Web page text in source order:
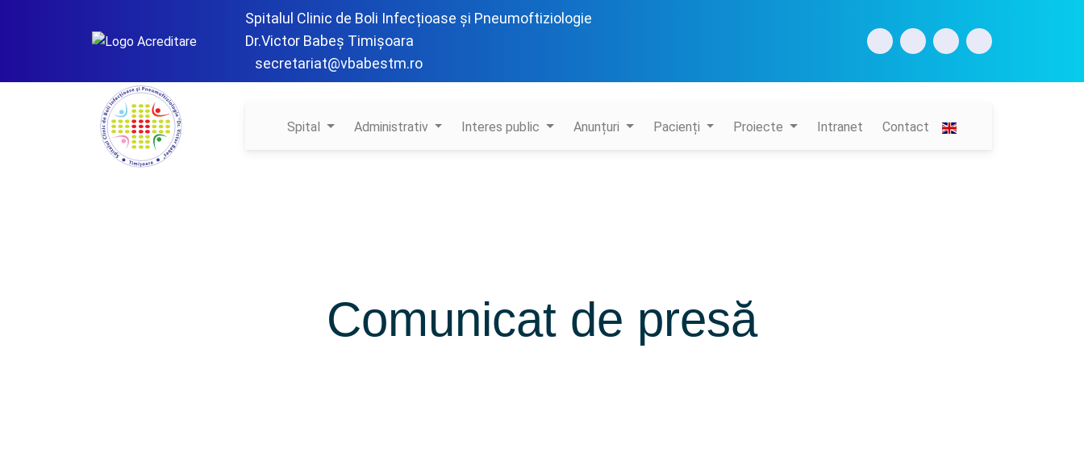
Spitalul Clinic de Boli Infecțioase și Pneumoftiziologie
Dr.Victor Babeș Timișoara
secretariat@vbabestm.ro
Spital Administrativ Interes public Anunțuri Pacienți Proiecte Intranet Contact
Comunicat de presă